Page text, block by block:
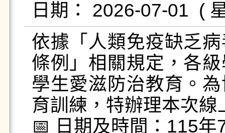
依據「人類免疫缺乏
條例」相關規定，各
學生愛滋防治教育。
育訓練，特辦理本次
📅 日期及時間：115